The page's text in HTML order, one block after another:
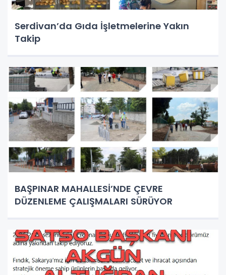
Serdivan’da Gıda İşletmelerine Yakın
Takip
BAŞPINAR MAHALLESİ’NDE ÇEVRE
DÜZENLEME ÇALIŞMALARI SÜRÜYOR